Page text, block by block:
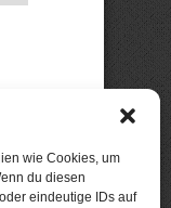
wie Cookies, um
du diesen
eindeutige IDs auf